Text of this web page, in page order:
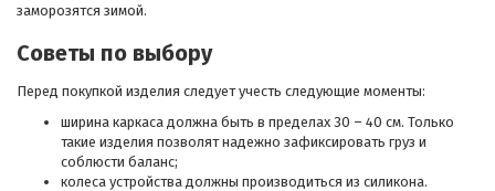
заморозятся зимой.
Советы по выбору
Перед покупкой изделия следует учесть следующие моменты:
ширина каркаса должна быть в пределах 30 – 40 см. Только
такие изделия позволят надежно зафиксировать груз и
соблюсти баланс;
колеса устройства должны производиться из силикона.